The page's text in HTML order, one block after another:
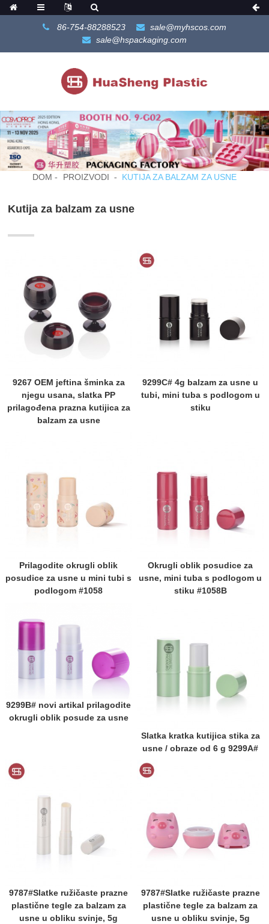
86-754-88288523
sale@myhscos.com
sale@hspackaging.com
DOM PROIZVODI KUTIJA ZA BALZAM ZA USNE
Kutija za balzam za usne
9267 OEM jeftina šminka za
njegu usana, slatka PP
prilagođena prazna kutijica za
balzam za usne
9299C# 4g balzam za usne u
tubi, mini tuba s podlogom u
stiku
Prilagodite okrugli oblik
posudice za usne u mini tubi s
podlogom #1058
Okrugli oblik posudice za
usne, mini tuba s podlogom u
stiku #1058B
9299B# novi artikal prilagodite
okrugli oblik posude za usne
Slatka kratka kutijica stika za
usne / obraze od 6 g 9299A#
9787#Slatke ružičaste prazne
plastične tegle za balzam za
usne u obliku svinje, 5g
9787#Slatke ružičaste prazne
plastične tegle za balzam za
usne u obliku svinje, 5g